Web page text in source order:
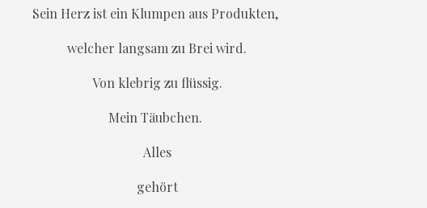
Sein Herz ist ein Klumpen aus Produkten,
welcher langsam zu Brei wird.
Von klebrig zu flüssig.
Mein Täubchen.
Alles
gehört